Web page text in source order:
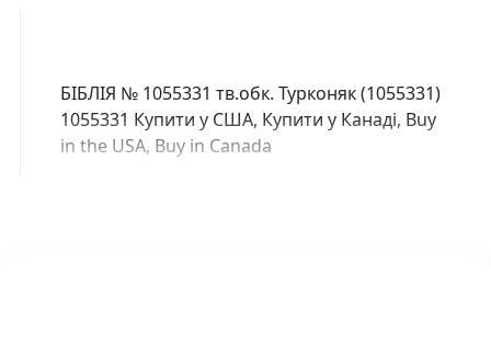
БІБЛІЯ № 1055331 тв.обк. Турконяк (1055331)
1055331 Купити у США, Купити у Канаді, Buy
in the USA, Buy in Canada